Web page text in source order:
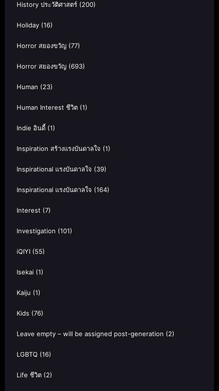
History ประวัติศาสตร์ (200)
Holiday (16)
Horror สยองขวัญ (77)
Horror สยองขวัญ (693)
Human (23)
Human Interest ชีวิต (1)
Indie อินดี้ (1)
Inspiration สร้างแรงบันดาลใจ (1)
Inspirational แรงบันดาลใจ (39)
Inspirational แรงบันดาลใจ (164)
Interest (7)
Investigation (101)
iQIYI (55)
Isekai (1)
Kaiju (1)
Kids (76)
Leave empty – will be assigned post-generation (2)
LGBTQ (16)
Life ชีวิต (2)